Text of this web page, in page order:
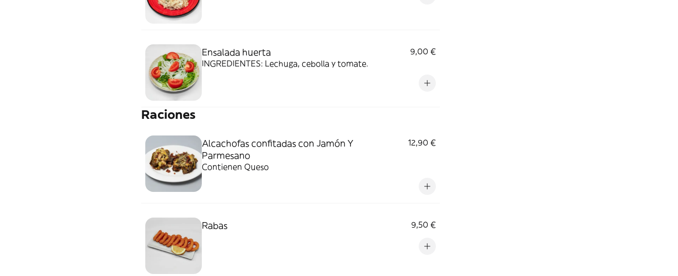
Ensalada huerta
9,00 €
INGREDIENTES: Lechuga, cebolla y tomate.
Raciones
Alcachofas confitadas con Jamón Y
Parmesano
12,90 €
Contienen Queso
Rabas 9,50 €